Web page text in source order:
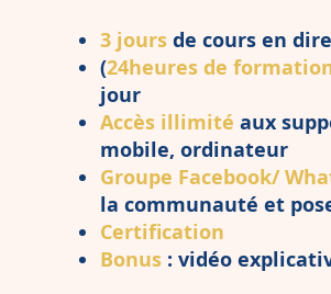
3 jours de cours en
(24heures de
jour
Accès illimité aux
mobile, ordinateur
Groupe Facebook/
la communauté et
Certification
Bonus : vidéo